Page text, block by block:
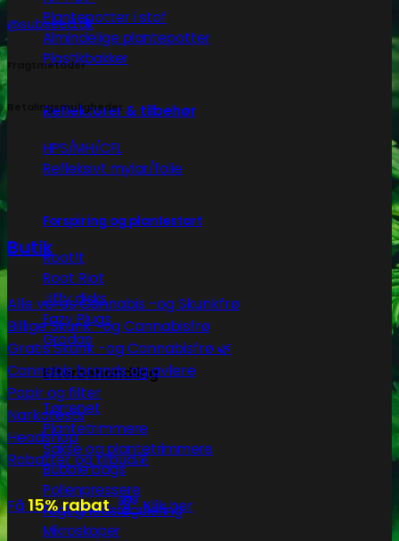
Plantepotter i stof
Almindelige plantepotter
Plastikbakker
Reflektorer & tilbehør
HPS/MH/CFL
Refleksivt mylar/folie
Forspiring og plantestart
Root!t
Root Riot
Jiffy disks
Eazy Plugs
Grodan
Efterbehandling
Tørrenet
Plantetrimmere
Sakse og plantetrimmere
Bubble bags
Pollenpressere
Fugtighedsregulering
Mikroskoper
@subseed.dk
Fragtmetoder
Betalingsmuligheder
Butik
Alle vores Cannabis -og Skunkfrø
Billige Skunk -og Cannabisfrø
Gratis Skunk -og Cannabisfrø 🌿
Cannabis brands og avlere
Papir og filter
Narkotests
Headshop
Rabatter og tilbud💰
Få 15% rabat 💸Klik her